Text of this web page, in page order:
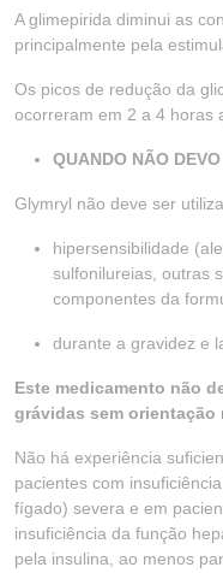
A glimepirida diminui as
principalmente pela
Os picos de redução da
ocorreram em 2 a 4 horas
QUANDO NÃO
Glymryl não deve ser
hipersensibilidade
sulfonilureias, outras
componentes da
durante a gravidez e
Este medicamento não
grávidas sem orientação
Não há experiência
pacientes com
fígado) severa e em
insuficiência da função
pela insulina, ao menos